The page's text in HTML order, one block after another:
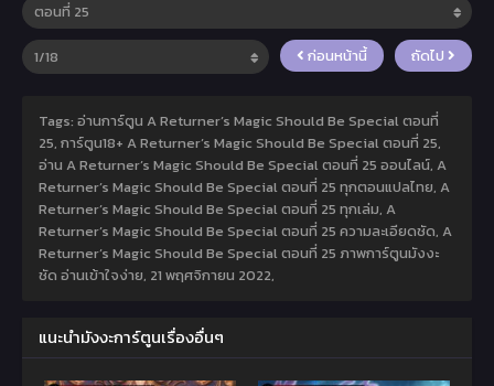
ก่อนหน้านี้ ถัดไป
Tags: อ่านการ์ตูน A Returner’s Magic Should Be Special ตอนที่
25, การ์ตูน18+ A Returner’s Magic Should Be Special ตอนที่ 25,
อ่าน A Returner’s Magic Should Be Special ตอนที่ 25 ออนไลน์, A
Returner’s Magic Should Be Special ตอนที่ 25 ทุกตอนแปลไทย, A
Returner’s Magic Should Be Special ตอนที่ 25 ทุกเล่ม, A
Returner’s Magic Should Be Special ตอนที่ 25 ความละเอียดชัด, A
Returner’s Magic Should Be Special ตอนที่ 25 ภาพการ์ตูนมังงะ
ชัด อ่านเข้าใจง่าย, 21 พฤศจิกายน 2022,
แนะนำมังงะการ์ตูนเรื่องอื่นๆ